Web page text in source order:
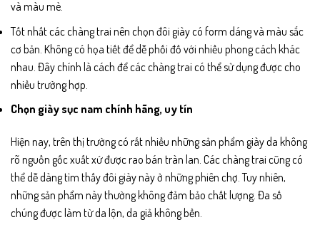
và màu mè.
Tốt nhất các chàng trai nên chọn đôi giày có form dáng và màu sắc
cơ bản. Không có họa tiết để dễ phối đồ với nhiều phong cách khác
nhau. Đây chính là cách để các chàng trai có thể sử dụng được cho
nhiều trường hợp.
Chọn giày sục nam chính hãng, uy tín
Hiện nay, trên thị trường có rất nhiều những sản phẩm giày da không
rõ nguồn gốc xuất xứ được rao bán tràn lan. Các chàng trai cũng có
thể dễ dàng tìm thấy đôi giày này ở những phiên chợ. Tuy nhiên,
những sản phẩm này thường không đảm bảo chất lượng. Đa số
chúng được làm từ da lộn, da giả không bền.